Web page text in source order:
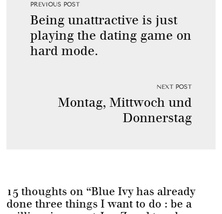
PREVIOUS POST
Being unattractive is just
playing the dating game on
hard mode.
NEXT POST
Montag, Mittwoch und
Donnerstag
15 thoughts on “Blue Ivy has already
done three things I want to do : be a